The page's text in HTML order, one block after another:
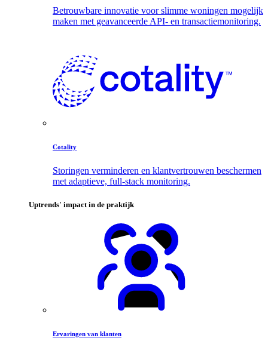
Betrouwbare innovatie voor slimme woningen mogelijk
maken met geavanceerde API- en transactiemonitoring.
Cotality
Storingen verminderen en klantvertrouwen beschermen
met adaptieve, full-stack monitoring.
Uptrends' impact in de praktijk
Ervaringen van klanten